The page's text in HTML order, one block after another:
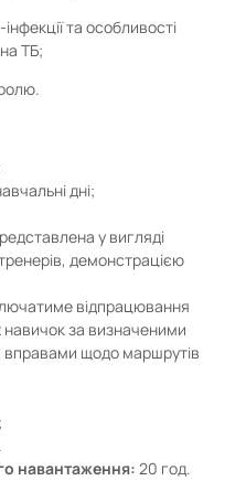
та особливості
ТБ;
дні;
у вигляді
демонстрацією
відпрацювання
за визначеними
щодо маршрутів
навантаження: 20 год.